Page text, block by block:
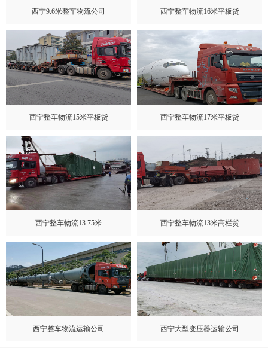
西宁9.6米整车物流公司 西宁整车物流16米平板货
西宁整车物流15米平板货 西宁整车物流17米平板货
西宁整车物流13.75米 西宁整车物流13米高栏货
西宁整车物流运输公司 西宁大型变压器运输公司